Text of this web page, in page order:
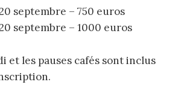
septembre – 750 euros
septembre – 1000 euros
et les pauses cafés sont inclus